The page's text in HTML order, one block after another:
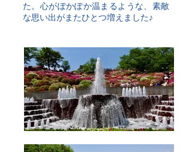
た。心がぽかぽか温まるような、素敵
な思い出がまたひとつ増えました♪